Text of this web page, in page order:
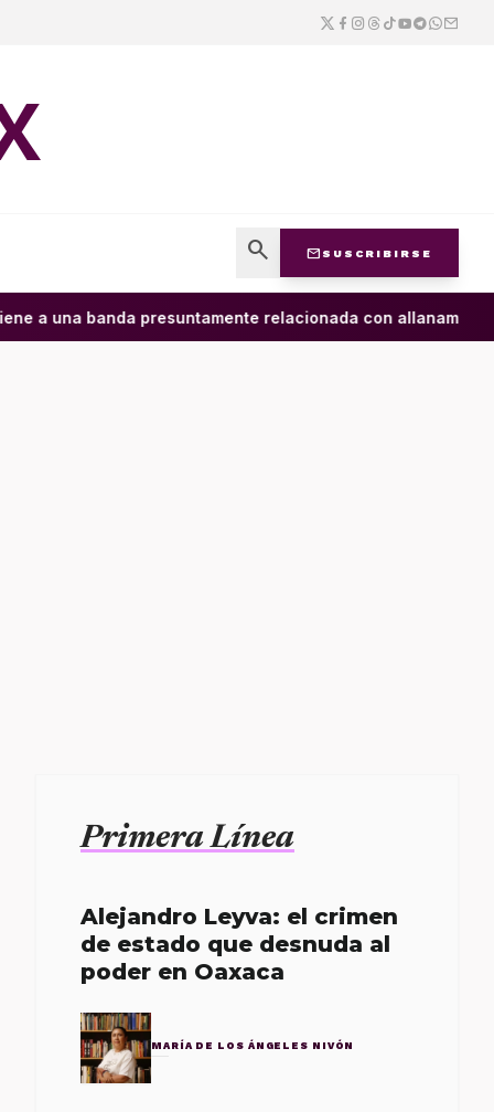
search mail SUSCRIBIRSE
a una banda presuntamente relacionada con allanamiento
Primera Línea
Alejandro Leyva: el crimen
de estado que desnuda al
poder en Oaxaca
MARÍA DE LOS ÁNGELES NIVÓN